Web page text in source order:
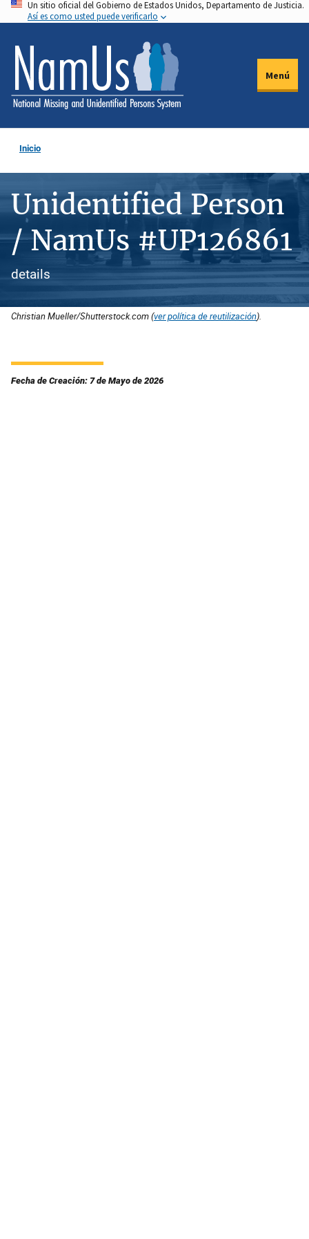
Pasar
al
contenido
principal
Un sitio oficial del Gobierno de Estados Unidos, Departamento de Justicia.
Así es como usted puede verificarlo
Menú
Inicio
Unidentified Person
/ NamUs #UP126861
details
Christian Mueller/Shutterstock.com (ver política de reutilización).
Fecha de Creación: 7 de Mayo de 2026